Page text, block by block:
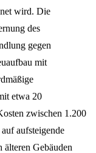
wird. Die
des
gegen
mit
etwa 20
zwischen 1.200
aufsteigende
Gebäuden